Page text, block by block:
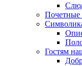
Почетные
Гостям